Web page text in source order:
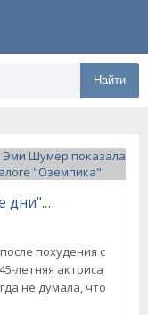
Найти
"Не думала, что настанут такие дни". Эми Шумер показала фигуру в бикини после похудения на аналоге "Оземпика"
похудения с
летняя актриса
не думала, что